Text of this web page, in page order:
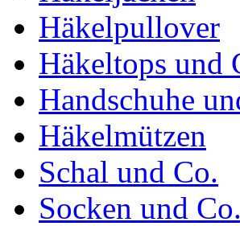
Häkelpullover
Häkeltops und
Handschuhe
Häkelmützen
Schal und Co.
Socken und Co.